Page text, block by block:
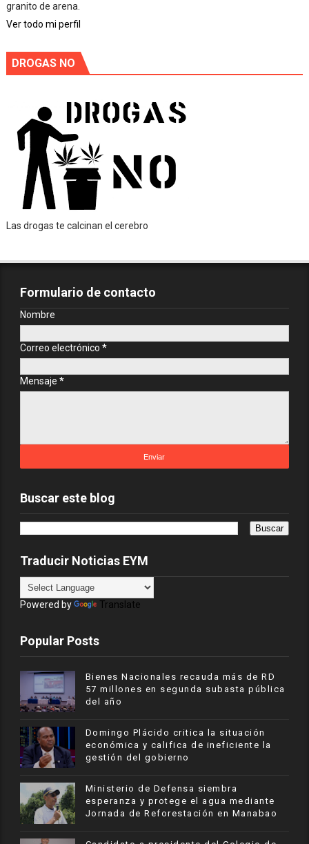
granito de arena.
Ver todo mi perfil
DROGAS NO
Las drogas te calcinan el cerebro
Formulario de contacto
Nombre
Correo electrónico *
Mensaje *
Buscar este blog
Traducir Noticias EYM
Powered by Translate
Popular Posts
Bienes Nacionales recauda más de RD
57 millones en segunda subasta pública
del año
​Domingo Plácido critica la situación
económica y califica de ineficiente la
gestión del gobierno
Ministerio de Defensa siembra
esperanza y protege el agua mediante
Jornada de Reforestación en Manabao